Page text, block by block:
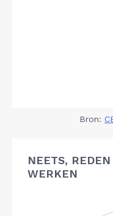
Bron:
NEETS,
WERKEN